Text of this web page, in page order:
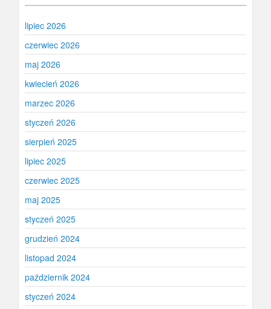
lipiec 2026
czerwiec 2026
maj 2026
kwiecień 2026
marzec 2026
styczeń 2026
sierpień 2025
lipiec 2025
czerwiec 2025
maj 2025
styczeń 2025
grudzień 2024
listopad 2024
październik 2024
styczeń 2024